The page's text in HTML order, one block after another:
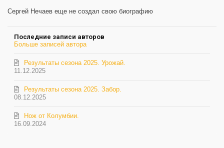
обновление
Сергей Нечаев еще не создал свою биографию
Последние записи авторов
Больше записей автора
11.12.2025
Результаты сезона 2025. Урожай.
08.12.2025
Результаты сезона 2025. Забор.
16.09.2024
Нож от Колумбии.